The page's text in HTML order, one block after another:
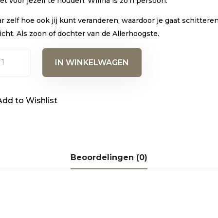
zelf hoe ook jij kunt veranderen, waardoor je gaat
Als zoon of dochter van de Allerhoogste.
IN WINKELWAGEN
to Wishlist
Beoordelingen (0)